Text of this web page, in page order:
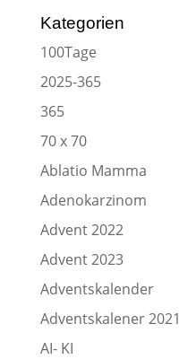
Kategorien
100Tage
2025-365
365
70 x 70
Ablatio Mamma
Adenokarzinom
Advent 2022
Advent 2023
Adventskalender
Adventskalener 2021
AI- KI